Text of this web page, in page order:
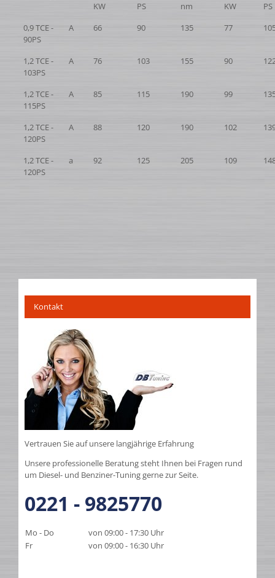
KW
PS
nm
KW
PS
0,9 TCE -
90PS
A 66 90 135 77
1,2 TCE -
103PS
A 76 103 155 90
1,2 TCE -
115PS
A 85 115 190 99
1,2 TCE -
120PS
A 88 120 190 102
1,2 TCE -
120PS
a 92 125 205 109
Kontakt
Vertrauen Sie auf unsere langjährige Erfahrung
Unsere professionelle Beratung steht Ihnen bei Fragen rund
um Diesel- und Benziner-Tuning gerne zur Seite.
0221 - 9825770
Mo - Do
von 09:00 - 17:30 Uhr
Fr
von 09:00 - 16:30 Uhr